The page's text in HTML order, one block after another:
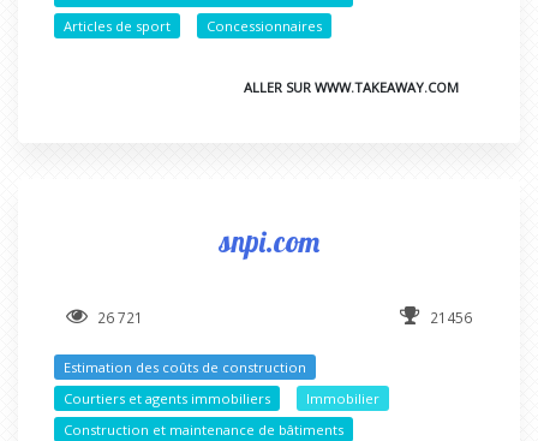
Articles de sport
Concessionnaires
ALLER SUR WWW.TAKEAWAY.COM
snpi.com
26 721 21456
Estimation des coûts de construction
Courtiers et agents immobiliers
Immobilier
Construction et maintenance de bâtiments